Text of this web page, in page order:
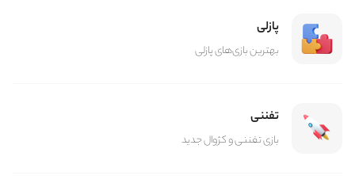
پازلی
بهترین بازی‌های پازلی
تفننی
بازی تفننی و کژوال جدید